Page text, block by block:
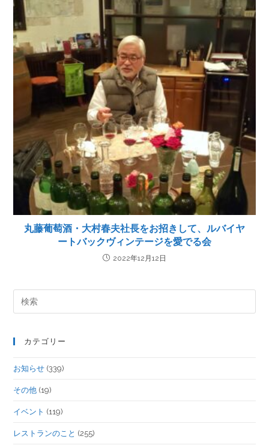
丸藤葡萄酒・大村春夫社長をお招きして、ルバイヤ
ートバックヴィンテージを愛でる会
2022年12月12日
カテゴリー
お知らせ (339)
その他 (19)
イベント (119)
レストランのこと (255)